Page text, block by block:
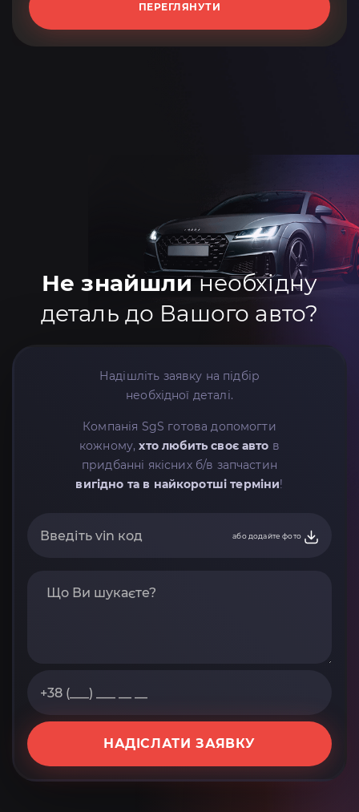
ПЕРЕГЛЯНУТИ
Не знайшлинеобхідну
деталь до Вашого авто?
Надішліть заявку на підбір
необхідної деталі.
Компанія SgS готова допомогти
кожному,хто любить своє авто в
придбанні якісних б/в запчастин
вигідно та в найкоротші терміни!
або додайте фото
НАДІСЛАТИ ЗАЯВКУ